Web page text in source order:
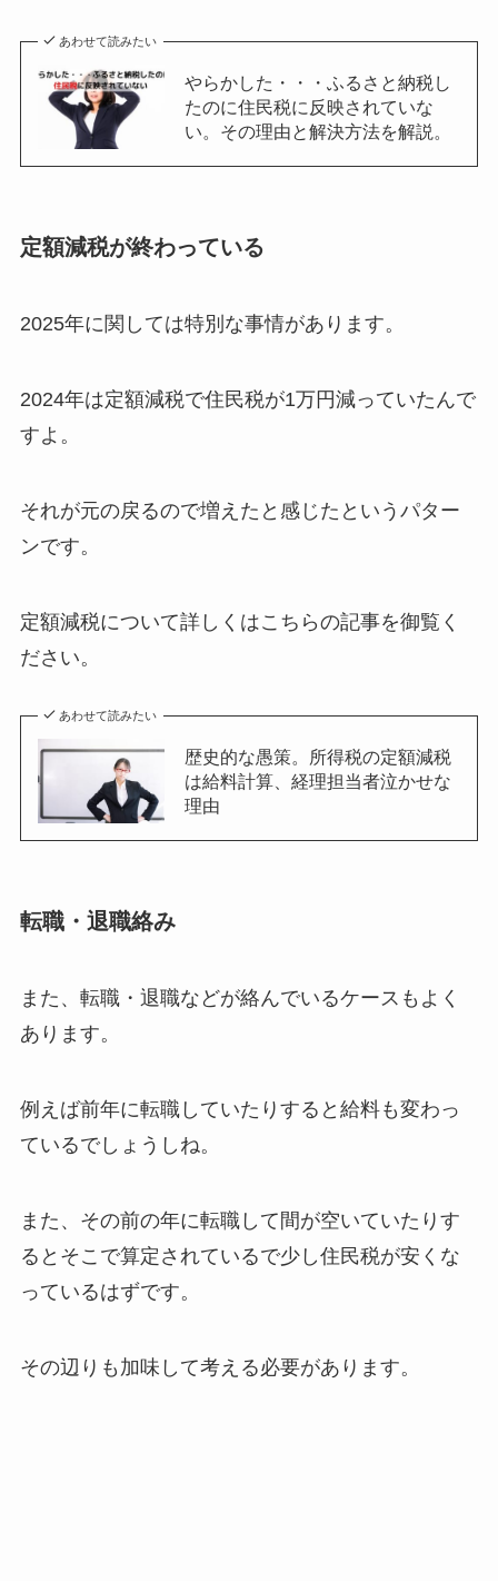
あわせて読みたい
やらかした・・・ふるさと納税し
たのに住民税に反映されていな
い。その理由と解決方法を解説。
定額減税が終わっている
2025年に関しては特別な事情があります。
2024年は定額減税で住民税が1万円減っていたんで
すよ。
それが元の戻るので増えたと感じたというパター
ンです。
定額減税について詳しくはこちらの記事を御覧く
ださい。
あわせて読みたい
歴史的な愚策。所得税の定額減税
は給料計算、経理担当者泣かせな
理由
転職・退職絡み
また、転職・退職などが絡んでいるケースもよく
あります。
例えば前年に転職していたりすると給料も変わっ
ているでしょうしね。
また、その前の年に転職して間が空いていたりす
るとそこで算定されているで少し住民税が安くな
っているはずです。
その辺りも加味して考える必要があります。